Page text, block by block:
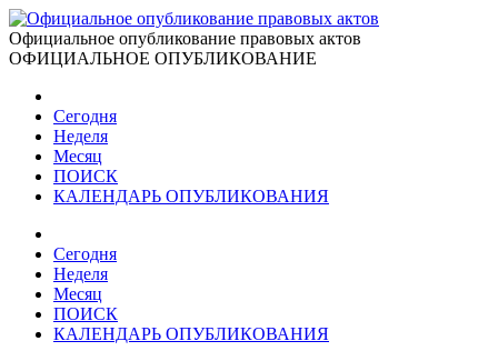
Официальное опубликование правовых актов
ОФИЦИАЛЬНОЕ ОПУБЛИКОВАНИЕ
Сегодня
Неделя
Месяц
ПОИСК
КАЛЕНДАРЬ ОПУБЛИКОВАНИЯ
Сегодня
Неделя
Месяц
ПОИСК
КАЛЕНДАРЬ ОПУБЛИКОВАНИЯ